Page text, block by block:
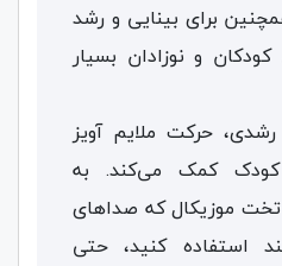
برای بینایی و رشد
و نوزادان بسیار
حرکت ملایم آویز
کمک می‌کند. به
موزیکال که صداهای
استفاده کنید، حتی